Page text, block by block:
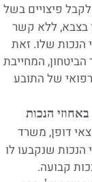
פיצויים בשל
בצבא, ללא קשר
הנכות שלו. זאת
המחייבת
של התובע
הנכות
דופן, משרד
הנכות שנקבעו לו